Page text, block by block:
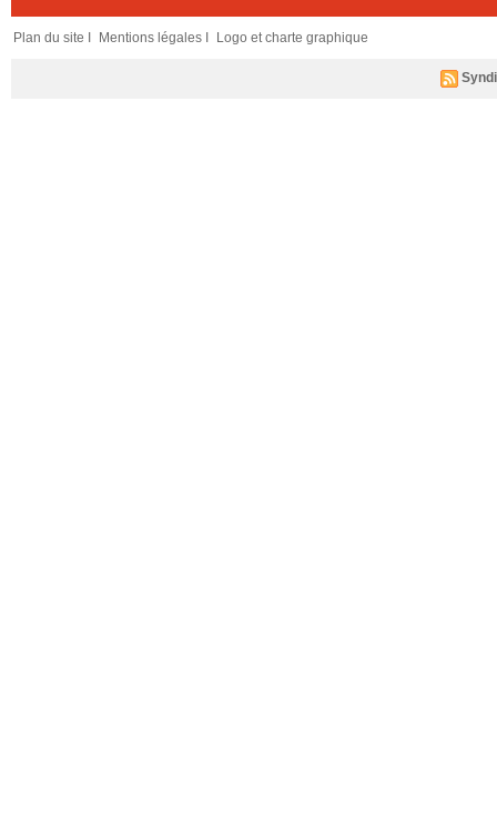
Plan du site I Mentions légales I Logo et charte graphique